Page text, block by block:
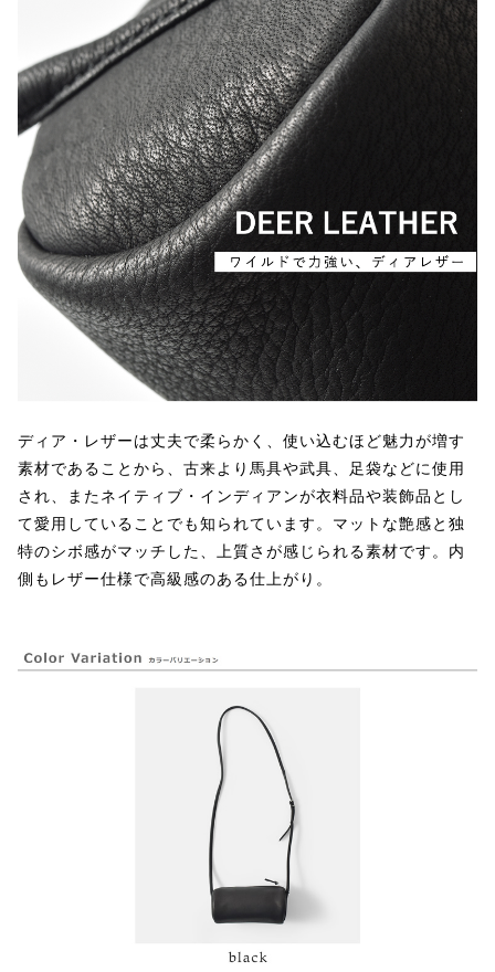
ディア・レザーは丈夫で柔らかく、使い込むほど魅力が増す
素材であることから、古来より馬具や武具、足袋などに使用
され、またネイティブ・インディアンが衣料品や装飾品とし
て愛用していることでも知られています。マットな艶感と独
特のシボ感がマッチした、上質さが感じられる素材です。内
側もレザー仕様で高級感のある仕上がり。